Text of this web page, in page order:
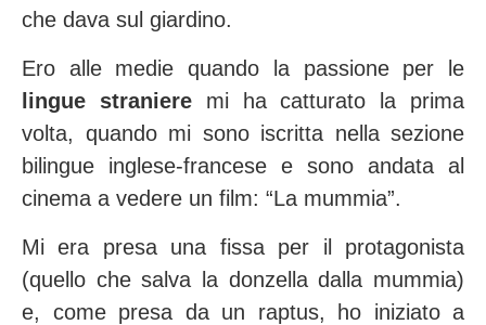
che dava sul giardino.
Ero alle medie quando la passione per le
lingue stranieremi ha catturato la prima
volta, quando mi sono iscritta nella sezione
bilingue inglese-francese e sono andata al
cinema a vedere un film: “La mummia”.
Mi era presa una fissa per il protagonista
(quello che salva la donzella dalla mummia)
e, come presa da un raptus, ho iniziato a